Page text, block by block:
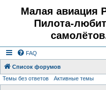
Малая авиация
Пилота-
FAQ
Список форумов
Темы без ответов Активные темы